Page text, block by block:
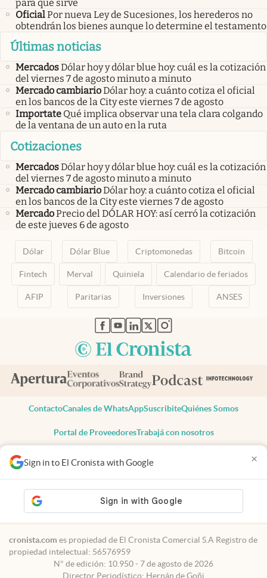
Sign in to El Cronista with Google ×
para qué sirve
OficialPor nueva Ley de Sucesiones, los herederos no
obtendrán los bienes aunque lo determine el testamento
Últimas noticias
MercadosDólar hoy y dólar blue hoy: cuál es la cotización
del viernes 7 de agosto minuto a minuto
Mercado cambiarioDólar hoy: a cuánto cotiza el oficial
en los bancos de la City este viernes 7 de agosto
Importate Qué implica observar una tela clara colgando
de la ventana de un auto en la ruta
Cotizaciones
MercadosDólar hoy y dólar blue hoy: cuál es la cotización
del viernes 7 de agosto minuto a minuto
Mercado cambiarioDólar hoy: a cuánto cotiza el oficial
en los bancos de la City este viernes 7 de agosto
MercadoPrecio del DÓLAR HOY: así cerró la cotización
de este jueves 6 de agosto
Dólar Dólar Blue Criptomonedas Bitcoin
Fintech Merval Quiniela Calendario de feriados
AFIP Paritarias Inversiones ANSES
abre en nueva pestaña
abre en nueva pestaña
abre en nueva pestaña
abre en nueva pestaña
abre en nueva pestaña
ContactoCanales de WhatsAppSuscribiteQuiénes Somos
Portal de ProveedoresTrabajá con nosotros
Todos los derechos reservados
Privacidad
Consentimiento
Tel:+54 11 7078-3270
cronista.com es propiedad de El Cronista Comercial S.A Registro de
propiedad intelectual: 56576959
N° de edición: 10.950 - 7 de agosto de 2026
Director Periodístico: Hernán de Goñi